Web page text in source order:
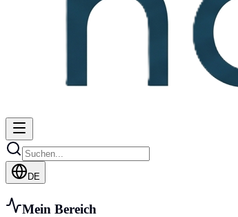
DE
Mein Bereich